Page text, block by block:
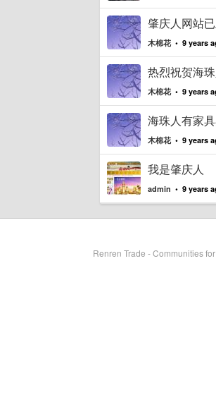
肇庆人网站
木棉花• 9 years
热烈祝贺海
木棉花• 9 years
海珠人有家
木棉花• 9 years
我是肇庆人
admin • 9 years
Renren Trade - Communities